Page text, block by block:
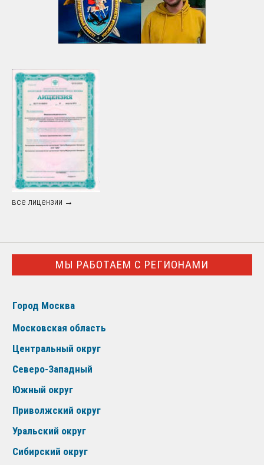
все лицензии →
МЫ РАБОТАЕМ С РЕГИОНАМИ
Город Москва
Московская область
Центральный округ
Северо-Западный
Южный округ
Приволжский округ
Уральский округ
Сибирский округ